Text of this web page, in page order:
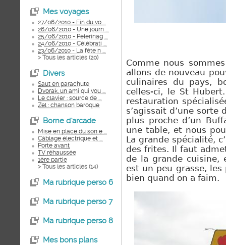
Mes voyages
27/06/2010 - Fin du vo ...
26/06/2010 - Une journ ...
25/06/2010 - Pèlerinag ...
24/06/2010 - Célébrati ...
23/06/2010 - La fête n ...
> Tous les articles (20)
Divers
Saut en parachute
Dvorak, un ami qui vou ...
Le clavier : source de ...
Zel : chanson baroque
Borne d`arcade
Mise en place du son e ...
Câblage électrique et ...
Porte avant
TV réhaussée
1ère partie
> Tous les articles (14)
Ma rubrique perso 6
Ma rubrique perso 7
Ma rubrique perso 8
Mes bons plans
Comme nous
allons de nouveau
culinaires du pays,
celles-ci, le St
restauration
s’agissait d’une sorte
plus proche d’un
une table, et nous
La grande spécialité,
des frites. Il faut
de la grande cuisine,
est un peu grasse,
bien quand on a faim.